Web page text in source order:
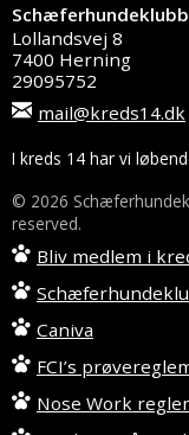
Lollandsvej 8
7400 Herning
29095752
mail@kreds14.dk
I kreds 14 har vi
© 2026
reserved.
Bliv medlem i
Caniva
FCI’s
Nose Work